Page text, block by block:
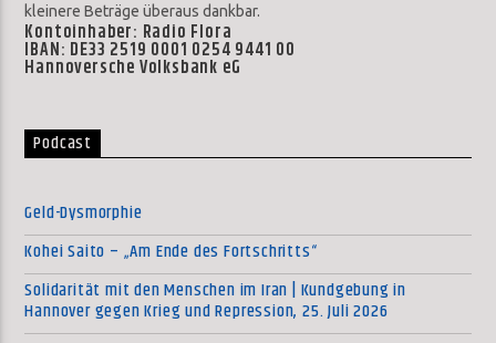
kleinere Beträge überaus dankbar.
Kontoinhaber: Radio Flora
IBAN: DE33 2519 0001 0254 9441 00
Hannoversche Volksbank eG
Podcast
Geld-Dysmorphie
Kohei Saito – „Am Ende des Fortschritts“
Solidarität mit den Menschen im Iran | Kundgebung in
Hannover gegen Krieg und Repression, 25. Juli 2026